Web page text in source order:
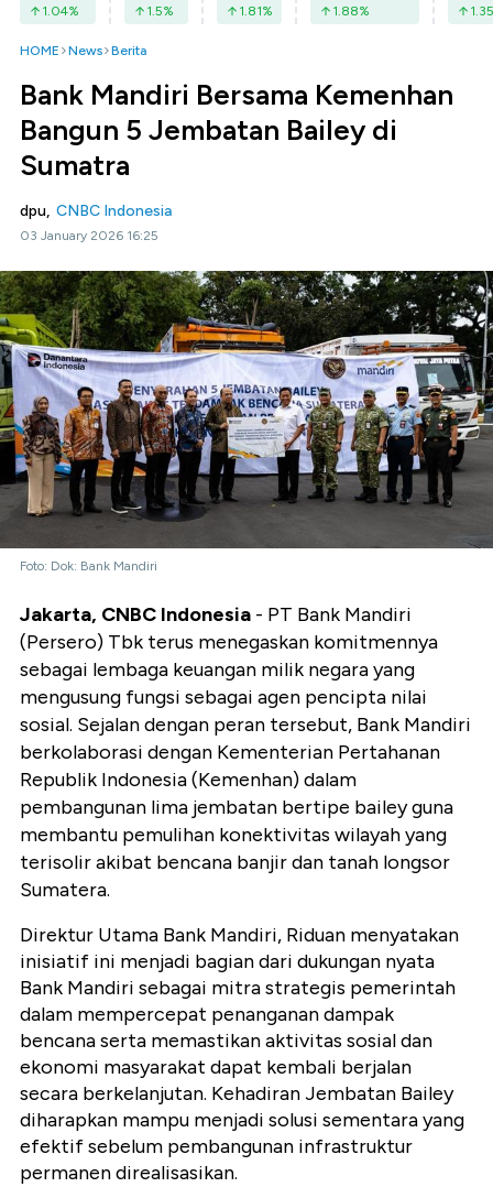
1.04% 1.5% 1.81% 1.88% 1.35
HOME News Berita
Bank Mandiri Bersama Kemenhan
Bangun 5 Jembatan Bailey di
Sumatra
dpu, CNBC Indonesia
03 January 2026 16:25
Foto: Dok: Bank Mandiri
Jakarta, CNBC Indonesia - PT Bank Mandiri
(Persero) Tbk terus menegaskan komitmennya
sebagai lembaga keuangan milik negara yang
mengusung fungsi sebagai agen pencipta nilai
sosial. Sejalan dengan peran tersebut, Bank Mandiri
berkolaborasi dengan Kementerian Pertahanan
Republik Indonesia (Kemenhan) dalam
pembangunan lima jembatan bertipe bailey guna
membantu pemulihan konektivitas wilayah yang
terisolir akibat bencana banjir dan tanah longsor
Sumatera.
Direktur Utama Bank Mandiri, Riduan menyatakan
inisiatif ini menjadi bagian dari dukungan nyata
Bank Mandiri sebagai mitra strategis pemerintah
dalam mempercepat penanganan dampak
bencana serta memastikan aktivitas sosial dan
ekonomi masyarakat dapat kembali berjalan
secara berkelanjutan. Kehadiran Jembatan Bailey
diharapkan mampu menjadi solusi sementara yang
efektif sebelum pembangunan infrastruktur
permanen direalisasikan.